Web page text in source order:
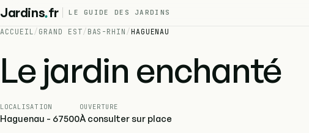
Jardins.fr LE GUIDE DES JARDINS
ACCUEIL / GRAND EST / BAS-RHIN / HAGUENAU
Le jardin enchanté
LOCALISATION
Haguenau - 67500
OUVERTURE
À consulter sur place